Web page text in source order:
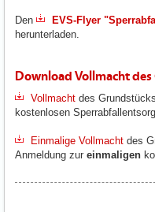
Den EVS-Flyer
herunterladen.
Download Vollmacht
Vollmacht des
kostenlosen
Einmalige Vollmacht des
Anmeldung zur einmaligen